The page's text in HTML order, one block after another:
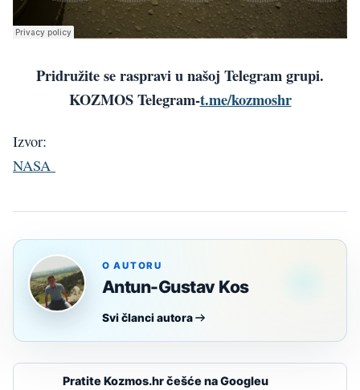
Pridružite se raspravi u našoj Telegram grupi.
KOZMOS Telegram-t.me/kozmoshr
Izvor:
NASA
O AUTORU
Antun-Gustav Kos
Svi članci autora
Pratite Kozmos.hr češće na Googleu